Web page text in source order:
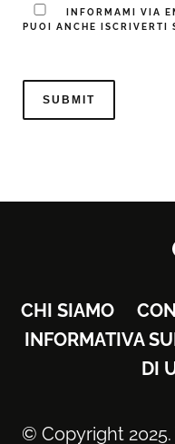
INFORMAMI VIA
PUOI ANCHE ISCRIVERTI
CHI SIAMO
INFORMATIVA
DI
© Copyright